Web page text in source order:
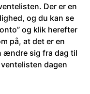
Der er en
og du kan se
og klik herefter
på, at det er en
ændre sig fra dag til
dagen